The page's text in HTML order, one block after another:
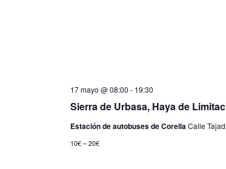
Sierra de Urbasa, Haya de
17 mayo @ 08:00 - 19:30
Estación de autobuses de CorellaCalle
10€ – 20€